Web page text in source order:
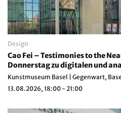
Design
Cao Fei – Testimonies to the
Donnerstag zu digitalen und
Kunstmuseum Basel | Gegenwart,
13.08.2026, 18:00 - 21:00